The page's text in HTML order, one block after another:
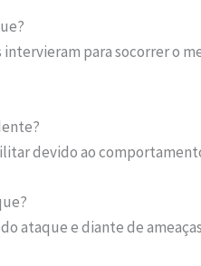
para socorrer o
devido ao
ataque e diante de